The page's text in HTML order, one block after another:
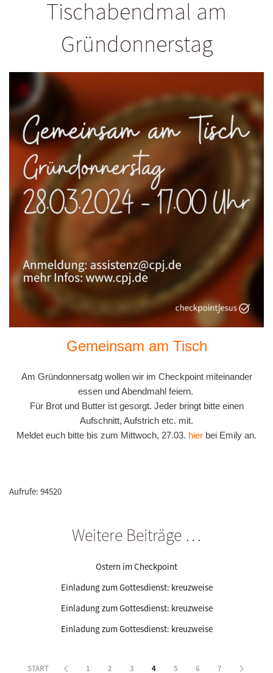
Tischabendmal am
Gründonnerstag
Gemeinsam am Tisch
Am Gründonnersatg wollen wir im Checkpoint miteinander
essen und Abendmahl feiern.
Für Brot und Butter ist gesorgt. Jeder bringt bitte einen
Aufschnitt, Aufstrich etc. mit.
Meldet euch bitte bis zum Mittwoch, 27.03. hier bei Emily an.
Aufrufe: 94520
Weitere Beiträge …
Ostern im Checkpoint
Einladung zum Gottesdienst: kreuzweise
Einladung zum Gottesdienst: kreuzweise
Einladung zum Gottesdienst: kreuzweise
START 1 2 3 4 5 6 7